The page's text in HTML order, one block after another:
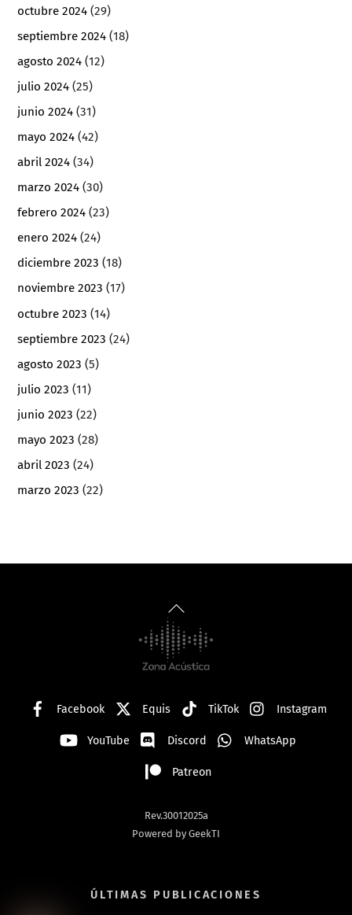
octubre 2024 (29)
septiembre 2024 (18)
agosto 2024 (12)
julio 2024 (25)
junio 2024 (31)
mayo 2024 (42)
abril 2024 (34)
marzo 2024 (30)
febrero 2024 (23)
enero 2024 (24)
diciembre 2023 (18)
noviembre 2023 (17)
octubre 2023 (14)
septiembre 2023 (24)
agosto 2023 (5)
julio 2023 (11)
junio 2023 (22)
mayo 2023 (28)
abril 2023 (24)
marzo 2023 (22)
Back
To
Top
Facebook Equis TikTok Instagram
YouTube Discord WhatsApp
Patreon
Rev.30012025a
Powered by GeekTI
ÚLTIMAS PUBLICACIONES